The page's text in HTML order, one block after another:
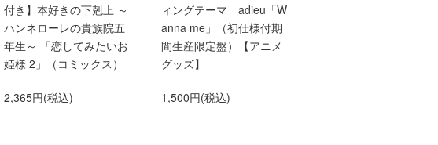
付き】本好きの下剋上 ～
ハンネローレの貴族院五
年生～ 「恋してみたいお
姫様 2」（コミックス）
2,365円(税込)
ィングテーマ adieu「W
anna me」（初仕様付期
間生産限定盤）【アニメ
グッズ】
1,500円(税込)